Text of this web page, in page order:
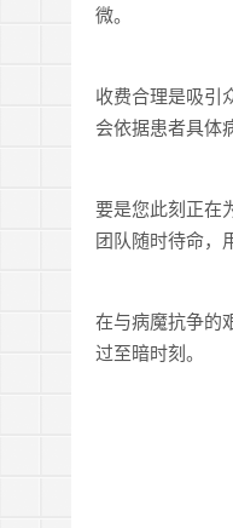
微。
收费合理是吸引
会依据患者具体
要是您此刻正在
团队随时待命，
在与病魔抗争的
过至暗时刻。